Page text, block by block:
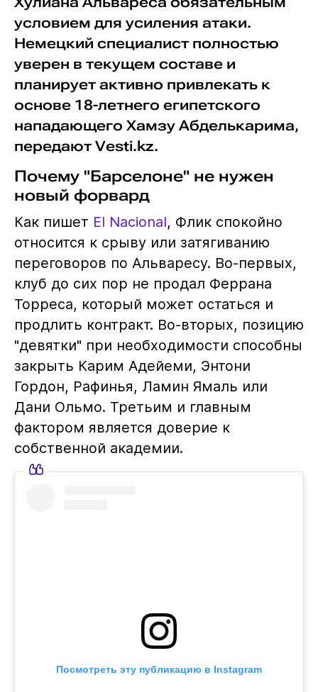
условием для усиления атаки.
Немецкий специалист полностью
уверен в текущем составе и
планирует активно привлекать к
основе 18-летнего египетского
нападающего Хамзу Абделькарима,
передают Vesti.kz.
Почему "Барселоне" не нужен
новый форвард
Как пишет El Nacional, Флик спокойно
относится к срыву или затягиванию
переговоров по Альваресу. Во-первых,
клуб до сих пор не продал Феррана
Торреса, который может остаться и
продлить контракт. Во-вторых, позицию
"девятки" при необходимости способны
закрыть Карим Адейеми, Энтони
Гордон, Рафинья, Ламин Ямаль или
Дани Ольмо. Третьим и главным
фактором является доверие к
собственной академии.
Посмотреть эту публикацию в Instagram